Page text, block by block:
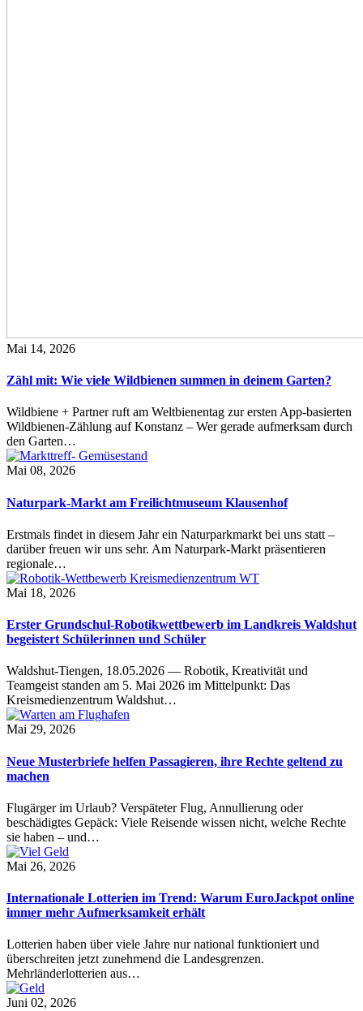
Mai 14, 2026
Zähl mit: Wie viele Wildbienen summen in deinem Garten?
Wildbiene + Partner ruft am Weltbienentag zur ersten App-basierten
Wildbienen-Zählung auf Konstanz – Wer gerade aufmerksam durch
den Garten…
Mai 08, 2026
Naturpark-Markt am Freilichtmuseum Klausenhof
Erstmals findet in diesem Jahr ein Naturparkmarkt bei uns statt –
darüber freuen wir uns sehr. Am Naturpark-Markt präsentieren
regionale…
Mai 18, 2026
Erster Grundschul-Robotikwettbewerb im Landkreis Waldshut
begeistert Schülerinnen und Schüler
Waldshut-Tiengen, 18.05.2026 — Robotik, Kreativität und
Teamgeist standen am 5. Mai 2026 im Mittelpunkt: Das
Kreismedienzentrum Waldshut…
Mai 29, 2026
Neue Musterbriefe helfen Passagieren, ihre Rechte geltend zu
machen
Flugärger im Urlaub? Verspäteter Flug, Annullierung oder
beschädigtes Gepäck: Viele Reisende wissen nicht, welche Rechte
sie haben – und…
Mai 26, 2026
Internationale Lotterien im Trend: Warum EuroJackpot online
immer mehr Aufmerksamkeit erhält
Lotterien haben über viele Jahre nur national funktioniert und
überschreiten jetzt zunehmend die Landesgrenzen.
Mehrländerlotterien aus…
Juni 02, 2026